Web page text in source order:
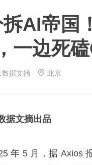
AI帝国
一边死
数据文摘 北京
据文摘出品
年 5 月，据 Axios